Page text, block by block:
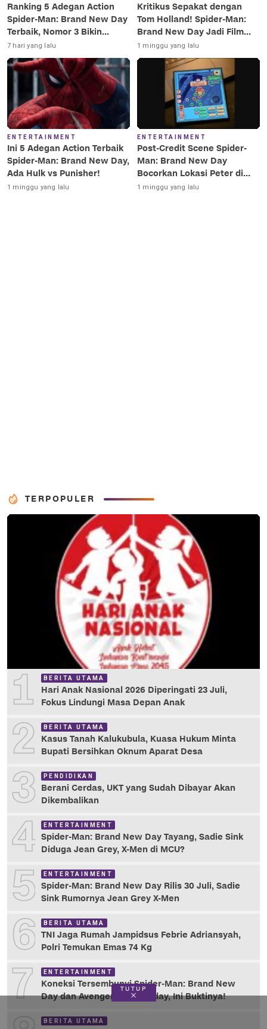
Ranking 5 Adegan Action
Spider-Man: Brand New Day
Terbaik, Nomor 3 Bikin
Terkesima!
7 hari yang lalu
Kritikus Sepakat dengan
Tom Holland! Spider-Man:
Brand New Day Jadi Film
Terbaik Era MCU
1 minggu yang lalu
ENTERTAINMENT
Ini 5 Adegan Action Terbaik
Spider-Man: Brand New Day,
Ada Hulk vs Punisher!
1 minggu yang lalu
ENTERTAINMENT
Post-Credit Scene Spider-
Man: Brand New Day
Bocorkan Lokasi Peter di
Luar Angkasa!
1 minggu yang lalu
TERPOPULER
1 BERITA UTAMA
Hari Anak Nasional 2026 Diperingati 23 Juli,
Fokus Lindungi Masa Depan Anak
2 BERITA UTAMA
Kasus Tanah Kalukubula, Kuasa Hukum Minta
Bupati Bersihkan Oknum Aparat Desa
3 PENDIDIKAN
Berani Cerdas, UKT yang Sudah Dibayar Akan
Dikembalikan
4 ENTERTAINMENT
Spider-Man: Brand New Day Tayang, Sadie Sink
Diduga Jean Grey, X-Men di MCU?
5 ENTERTAINMENT
Spider-Man: Brand New Day Rilis 30 Juli, Sadie
Sink Rumornya Jean Grey X-Men
6 BERITA UTAMA
TNI Jaga Rumah Jampidsus Febrie Adriansyah,
Polri Temukan Emas 74 Kg
7 ENTERTAINMENT
Koneksi Tersembunyi Spider-Man: Brand New
Day dan Avengers: Doomsday, Ini Buktinya!
BERITA UTAMA
TUTUP